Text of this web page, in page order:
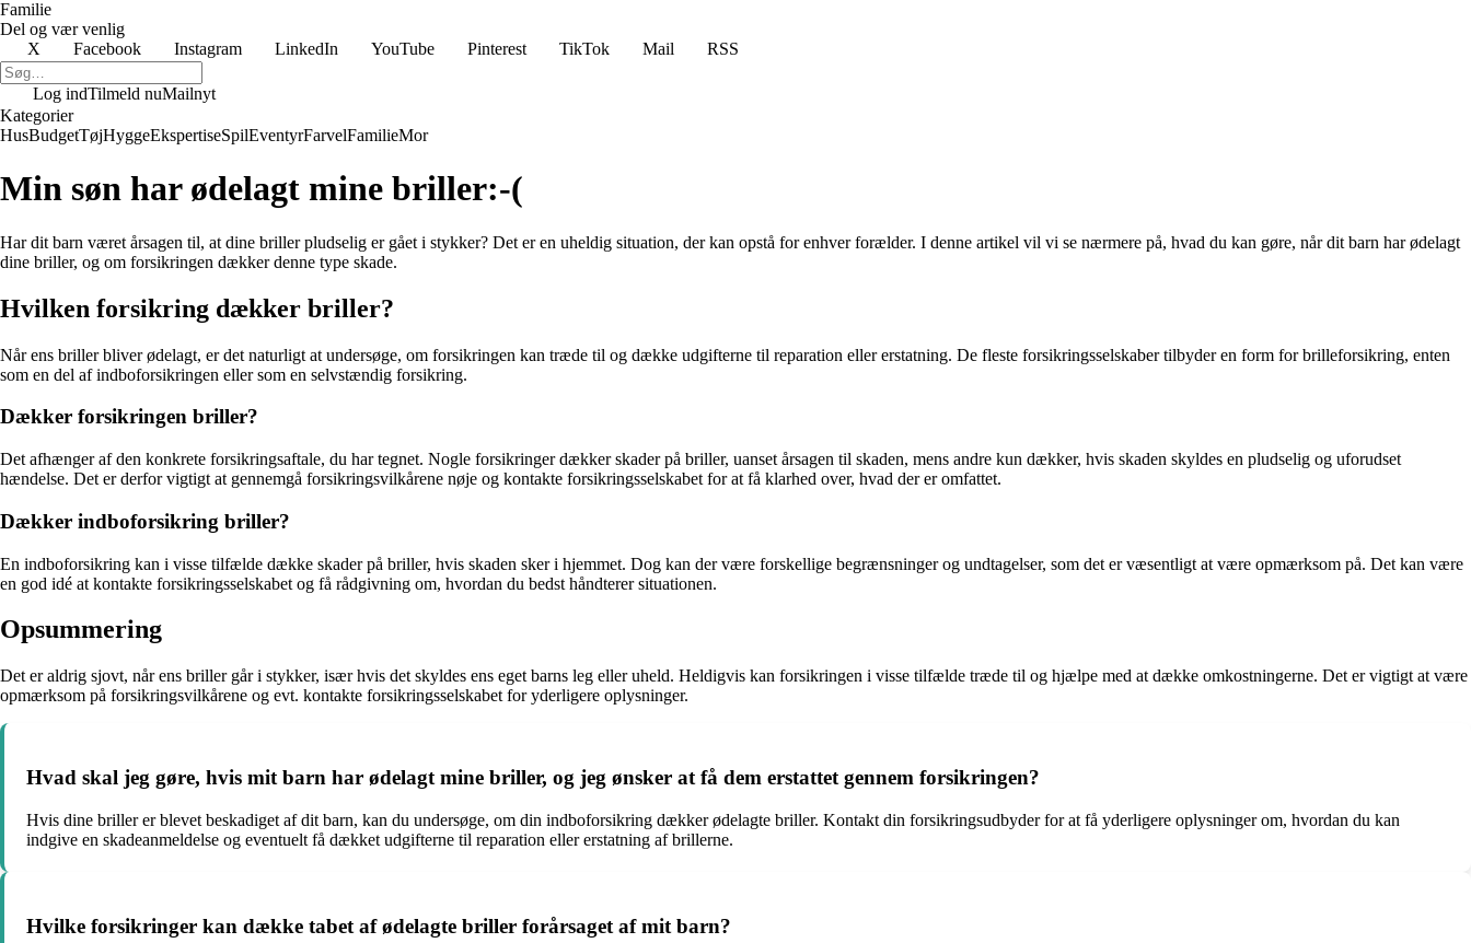
Familie
Del og vær venlig
X
Facebook Instagram LinkedIn YouTube Pinterest TikTok Mail RSS
Log indTilmeld nuMailnyt
Kategorier
HusBudgetTøjHyggeEkspertiseSpilEventyrFarvelFamilieMor
Min søn har ødelagt mine briller:-(
Har dit barn været årsagen til, at dine briller pludselig er gået i stykker? Det er en uheldig situation, der kan opstå for enhver forælder. I denne artikel vil vi se nærmere på, hvad du kan gøre, når dit barn har ødelagt
dine briller, og om forsikringen dækker denne type skade.
Hvilken forsikring dækker briller?
Når ens briller bliver ødelagt, er det naturligt at undersøge, om forsikringen kan træde til og dække udgifterne til reparation eller erstatning. De fleste forsikringsselskaber tilbyder en form for brilleforsikring, enten
som en del af indboforsikringen eller som en selvstændig forsikring.
Dækker forsikringen briller?
Det afhænger af den konkrete forsikringsaftale, du har tegnet. Nogle forsikringer dækker skader på briller, uanset årsagen til skaden, mens andre kun dækker, hvis skaden skyldes en pludselig og uforudset
hændelse. Det er derfor vigtigt at gennemgå forsikringsvilkårene nøje og kontakte forsikringsselskabet for at få klarhed over, hvad der er omfattet.
Dækker indboforsikring briller?
En indboforsikring kan i visse tilfælde dække skader på briller, hvis skaden sker i hjemmet. Dog kan der være forskellige begrænsninger og undtagelser, som det er væsentligt at være opmærksom på. Det kan være
en god idé at kontakte forsikringsselskabet og få rådgivning om, hvordan du bedst håndterer situationen.
Opsummering
Det er aldrig sjovt, når ens briller går i stykker, især hvis det skyldes ens eget barns leg eller uheld. Heldigvis kan forsikringen i visse tilfælde træde til og hjælpe med at dække omkostningerne. Det er vigtigt at være
opmærksom på forsikringsvilkårene og evt. kontakte forsikringsselskabet for yderligere oplysninger.
Hvad skal jeg gøre, hvis mit barn har ødelagt mine briller, og jeg ønsker at få dem erstattet gennem forsikringen?
Hvis dine briller er blevet beskadiget af dit barn, kan du undersøge, om din indboforsikring dækker ødelagte briller. Kontakt din forsikringsudbyder for at få yderligere oplysninger om, hvordan du kan
indgive en skadeanmeldelse og eventuelt få dækket udgifterne til reparation eller erstatning af brillerne.
Hvilke forsikringer kan dække tabet af ødelagte briller forårsaget af mit barn?